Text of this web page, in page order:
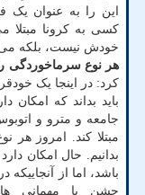
این را به عنوان
کسی به کرونا مبتلا
خودش نیست، بلکه می
هر نوع سرماخوردگی
کرد: در اینجا یک
باید بداند که امکان
جامعه و مترو و
مبتلا کند. امروز هر
بدانیم. حال امکان
باشد، اما از
جشن یا مهمانی